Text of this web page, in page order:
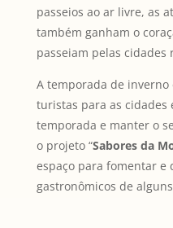
passeios ao ar livre, as
também ganham o
passeiam pelas
A temporada de
turistas para as cidades
temporada e manter o
o projeto “Sabores da
espaço para fomentar e
gastronômicos de